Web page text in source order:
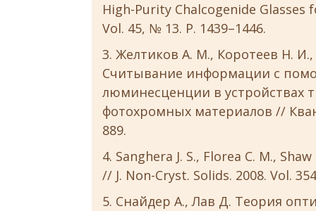
High-Purity Chalcogenide
Vol. 45, № 13. Р. 1439–1446.
Желтиков А. М., Коротеев Н.
Считывание информации с
люминесценции в устройствах
фотохромных материалов //
889.
Sanghera J. S., Florea C. M.,
// J. Non-Cryst. Solids. 2008. Vol.
Снайдер A., Лав Д. Теория